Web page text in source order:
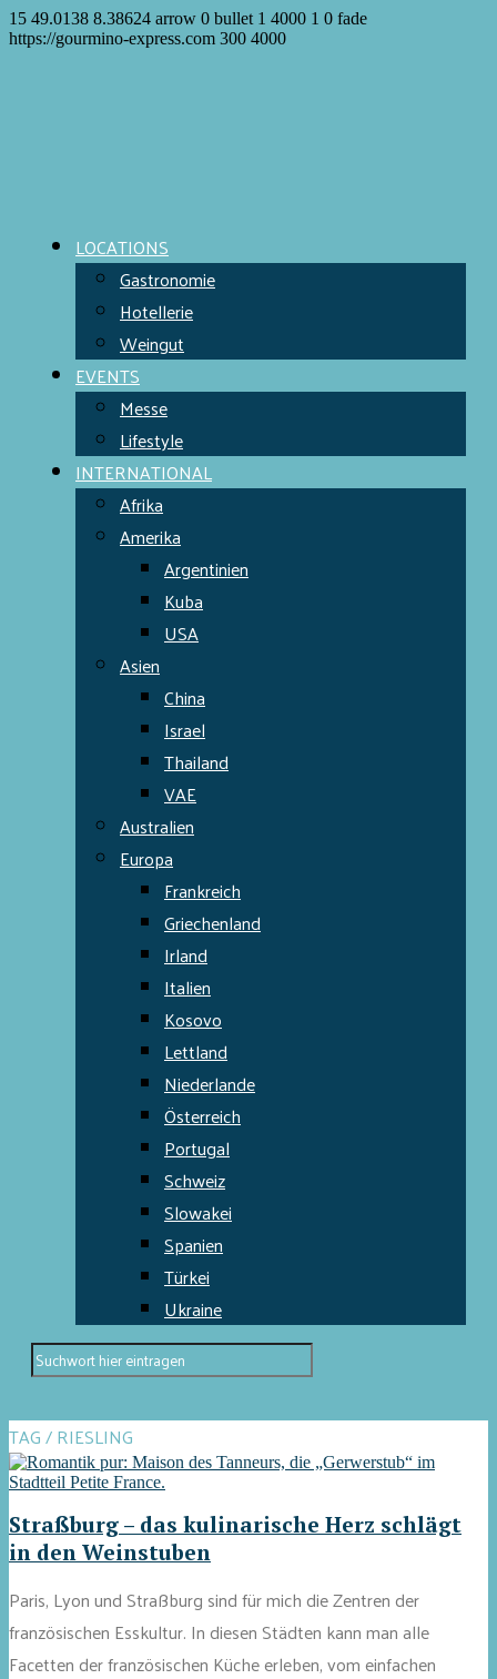
15 49.0138 8.38624 arrow 0 bullet 1 4000 1 0 fade
https://gourmino-express.com 300 4000
LOCATIONS
Gastronomie
Hotellerie
Weingut
EVENTS
Messe
Lifestyle
INTERNATIONAL
Afrika
Amerika
Argentinien
Kuba
USA
Asien
China
Israel
Thailand
VAE
Australien
Europa
Frankreich
Griechenland
Irland
Italien
Kosovo
Lettland
Niederlande
Österreich
Portugal
Schweiz
Slowakei
Spanien
Türkei
Ukraine
TAG / RIESLING
Straßburg – das kulinarische Herz schlägt
in den Weinstuben
Paris, Lyon und Straßburg sind für mich die Zentren der
französischen Esskultur. In diesen Städten kann man alle
Facetten der französischen Küche erleben, vom einfachen